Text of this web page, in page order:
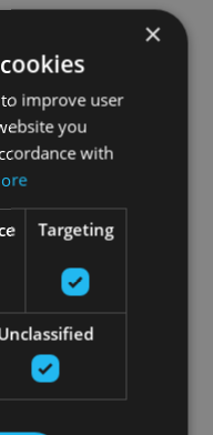
×
improve user
you
with
Targeting